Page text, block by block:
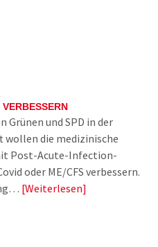
Grünen und SPD in der
wollen die medizinische
Post-Acute-Infection-
oder ME/CFS verbessern.
Weiterlesen